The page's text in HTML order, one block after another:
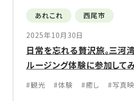
あれこれ
西尾市
2025年10月30日
日常を忘れる贅沢旅。三河湾
ルージング体験に参加してみ
#観光 #体験 #癒し #写真